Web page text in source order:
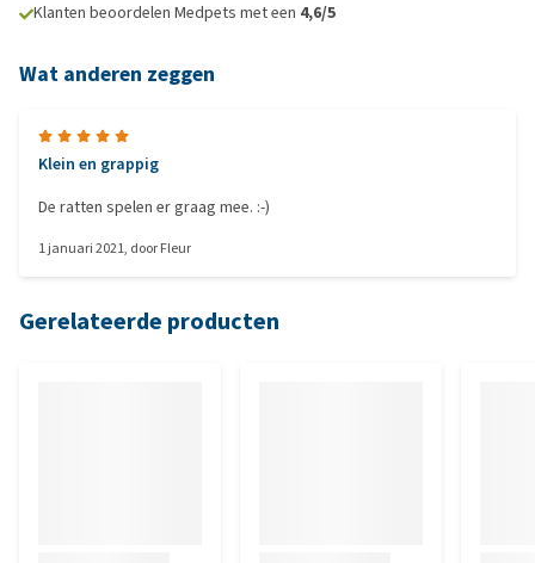
Klanten beoordelen Medpets met een 4,6/5
Wat anderen zeggen
Klein en grappig
De ratten spelen er graag mee. :-)
1 januari 2021, doorFleur
Gerelateerde producten